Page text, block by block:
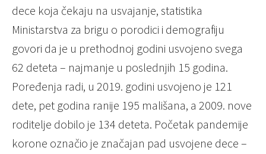
dece koja čekaju na usvajanje, statistika
Ministarstva za brigu o porodici i demografiju
govori da je u prethodnoj godini usvojeno svega
62 deteta – najmanje u poslednjih 15 godina.
Poređenja radi, u 2019. godini usvojeno je 121
dete, pet godina ranije 195 mališana, a 2009. nove
roditelje dobilo je 134 deteta. Početak pandemije
korone označio je značajan pad usvojene dece –